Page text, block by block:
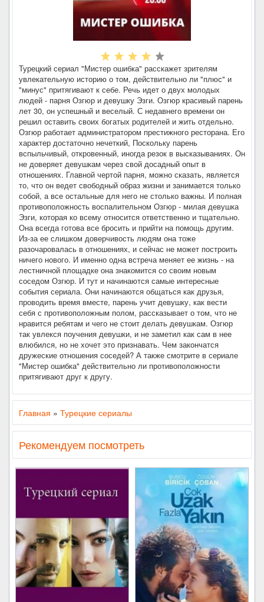
Турецкий сериал "Мистер ошибка" расскажет зрителям
увлекательную историю о том, действительно ли "плюс" и
"минус" притягивают к себе. Речь идет о двух молодых
людей - парня Озгюр и девушку Эзги. Озгюр красивый парень
лет 30, он успешный и веселый. С недавнего времени он
решил оставить своих богатых родителей и жить отдельно.
Озгюр работает администратором престижного ресторана. Его
характер достаточно нечеткий, Поскольку парень
вспыльчивый, откровенный, иногда резок в высказываниях. Он
не доверяет девушкам через свой досадный опыт в
отношениях. Главной чертой парня, можно сказать, является
то, что он ведет свободный образ жизни и занимается только
собой, а все остальные для него не столько важны. И полная
противоположность воспалительном Озгюр - милая девушка
Эзги, которая ко всему относится ответственно и тщательно.
Она всегда готова все бросить и прийти на помощь другим.
Из-за ее слишком доверчивость людям она тоже
разочаровалась в отношениях, и сейчас не может построить
ничего нового. И именно одна встреча меняет ее жизнь - на
лестничной площадке она знакомится со своим новым
соседом Озгюр. И тут и начинаются самые интересные
события сериала. Они начинаются общаться как друзья,
проводить время вместе, парень учит девушку, как вести
себя с противоположным полом, рассказывает о том, что не
нравится ребятам и чего не стоит делать девушкам. Озгюр
так увлекся поучения девушки, и не заметил как сам в нее
влюбился, но не хочет это признавать. Чем закончатся
дружеские отношения соседей? А также смотрите в сериале
"Мистер ошибка" действительно ли противоположности
притягивают друг к другу.
Главная » Турецкие сериалы
Рекомендуем посмотреть